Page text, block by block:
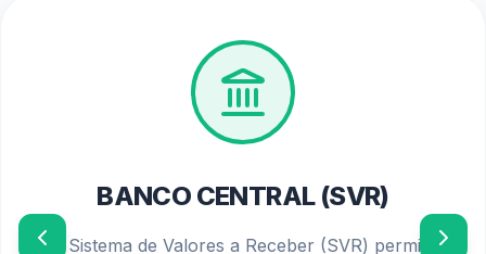
PIS/PASEP 2026